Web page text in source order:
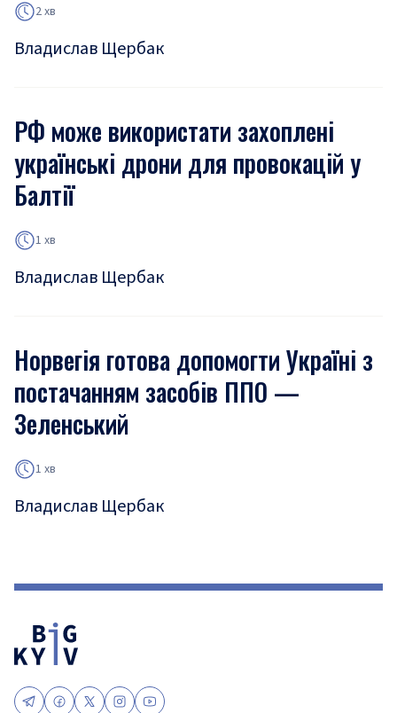
2 хв
Владислав Щербак
РФ може використати захоплені
українські дрони для провокацій у
Балтії
1 хв
Владислав Щербак
Норвегія готова допомогти Україні з
постачанням засобів ППО —
Зеленський
1 хв
Владислав Щербак